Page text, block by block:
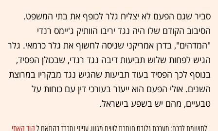
סביר שגם הפעם לא יצליח גלר לכופף את בתי המשפט.
הסיבוב הקודם שלו היה נגד יריבו הוותיק ג'יימס רנדי
"המדהים", בדרן אמריקני שניסה לחשוף את גלר כרמאי. גלר
הגיש לפחות שלוש תביעות דיבה נגד רנדי, שבכולן הפסיד,
בנוסף לכך הפסיד בעוד תביעות שהגיש נגד מבקריו במרוצת
השנים. אולי הפעם הוא ייעזר בעורכי דין עם כוחות על
טבעיים, מהם יש בשפע בישראל.
לתשומת לבכם: מערכת גלובס חותרת לשיח מגוון, ענייני ומכבד בהתאם לקוד האתי